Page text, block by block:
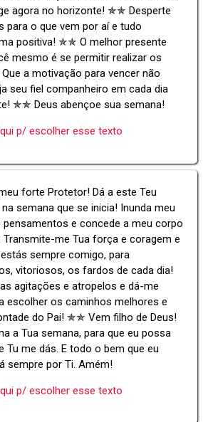
agora no horizonte! ✯✯ Desperte
para o que vem por aí e tudo
positiva! ✯✯ O melhor presente
mesmo é se permitir realizar os
a motivação para vencer não
seu fiel companheiro em cada dia
✯✯ Deus abençoe sua semana!
p/ escolher esse texto
forte Protetor! Dá a este Teu
semana que se inicia! Inunda meu
e concede a meu corpo
me Tua força e coragem e
sempre comigo, para
vitoriosos, os fardos de cada dia!
agitações e atropelos e dá-me
escolher os caminhos melhores e
do Pai! ✯✯ Vem filho de Deus!
a Tua semana, para que eu possa
Tu me dás. E todo o bem que eu
sempre por Ti. Amém!
p/ escolher esse texto